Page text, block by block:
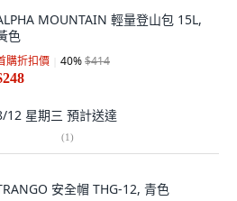
MOUNTAIN 輕量登山包 15L,
色
購折扣價 40%$414
12 星期三 預計送達
(1)
安全帽 THG-12, 青色